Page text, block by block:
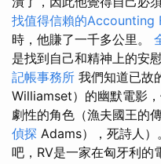
找值得信賴的Accounting
時，他賺了一千多公里。
是找到自己和精神上的安
記帳事務所 我們知道已故
Williamset）的幽默電影
劇性的角色（漁夫國王的
偵探 Adams），死詩人）
吧，RV是一家在匈牙利的